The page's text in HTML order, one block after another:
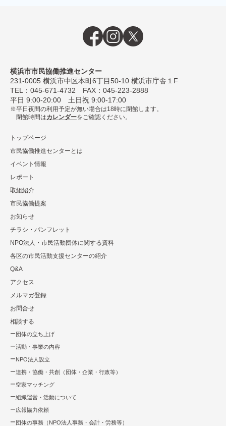
横浜市市民協働推進センター
231-0005 横浜市中区本町6丁⽬50-10 横浜市庁舎１F
TEL： 045-671-4732 FAX：045-223-2888
平⽇ 9:00-20:00 ⼟⽇祝 9:00-17:00
平日夜間の利用予定が無い場合は18時に閉館します。
閉館時間はカレンダーをご確認ください。
トップページ
市民協働推進センターとは
イベント情報
レポート
取組紹介
市⺠協働提案
お知らせ
チラシ・パンフレット
NPO法⼈・市⺠活動団体に関する資料
各区の市⺠活動⽀援センターの紹介
Q&A
アクセス
メルマガ登録
お問合せ
相談する
団体の立ち上げ
活動・事業の内容
NPO法⼈設⽴
連携・協働・共創（団体・企業・⾏政等）
空家マッチング
組織運営・活動について
広報協⼒依頼
団体の事務（NPO法人事務・会計・労務等）